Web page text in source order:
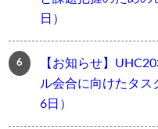
日）
【お知らせ】
ル会合に向けたタス
6日）